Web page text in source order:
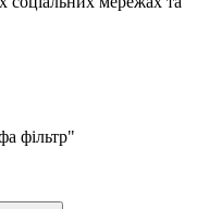
фільтр"